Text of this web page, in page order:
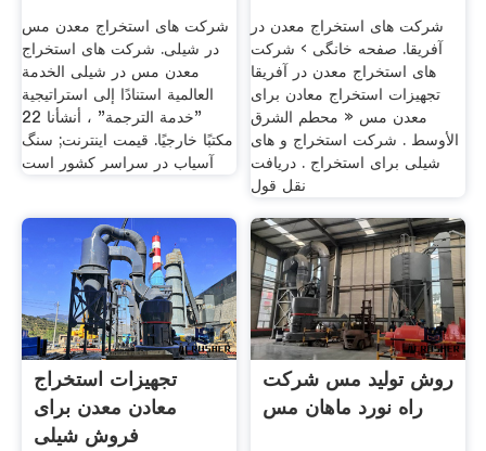
شرکت های استخراج معدن مس
در شیلی. شرکت های استخراج
معدن مس در شیلی الخدمة
العالمية استنادًا إلى استراتيجية
"خدمة الترجمة" ، أنشأنا 22
مكتبًا خارجيًا. قیمت اینترنت; سنگ
آسیاب در سراسر کشور است
شرکت های استخراج معدن در
آفریقا. صفحه خانگی › شرکت
های استخراج معدن در آفریقا
تجهیزات استخراج معادن برای
معدن مس « محطم الشرق
الأوسط . شرکت استخراج و های
شیلی برای استخراج . دریافت
نقل قول
تجهیزات استخراج
معادن معدن برای
فروش شیلی
روش تولید مس شرکت
راه نورد ماهان مس